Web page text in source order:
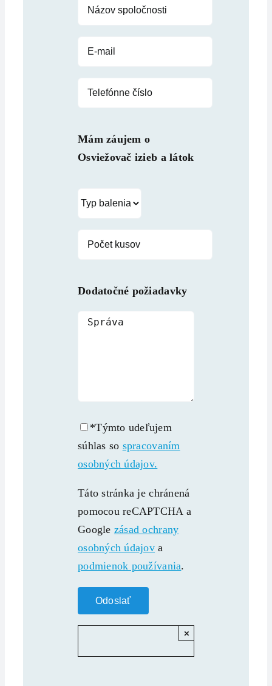
Mám záujem o
Osviežovač izieb a látok
Dodatočné požiadavky
*Týmto udeľujem
súhlas so spracovaním
osobných údajov.
Táto stránka je chránená
pomocou reCAPTCHA a
Google zásad ochrany
osobných údajov a
podmienok používania.
×